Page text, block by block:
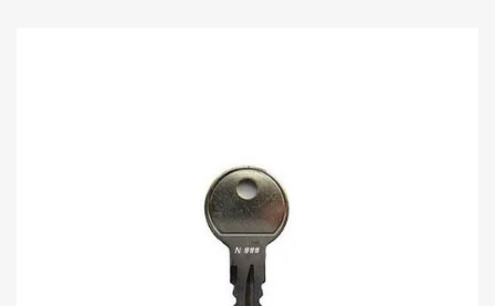
EV Udstyr
Maling